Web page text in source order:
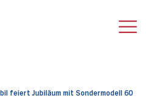
feiert Jubiläum mit Sondermodell 60